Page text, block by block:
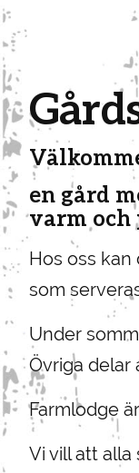
en gård
varm och
Hos oss
som
Under
Övriga delar
Farmlodge
Vi vill att alla